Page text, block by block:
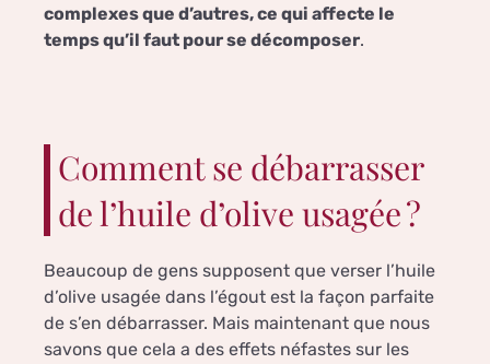
complexes que d’autres, ce qui affecte le
temps qu’il faut pour se décomposer.
Comment se débarrasser
de l’huile d’olive usagée ?
Beaucoup de gens supposent que verser l’huile
d’olive usagée dans l’égout est la façon parfaite
de s’en débarrasser. Mais maintenant que nous
savons que cela a des effets néfastes sur les